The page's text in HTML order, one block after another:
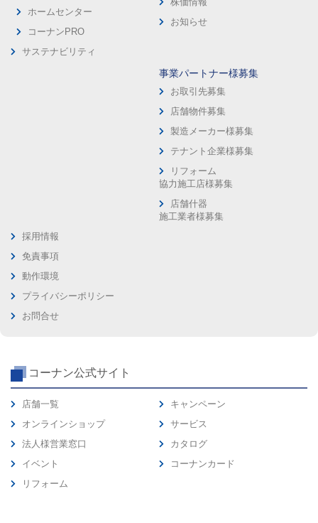
ホームセンター
コーナンPRO
サステナビリティ
お知らせ
事業パートナー様募集
お取引先募集
店舗物件募集
製造メーカー様募集
テナント企業様募集
リフォーム
協力施工店様募集
店舗什器
施工業者様募集
採用情報
免責事項
動作環境
プライバシーポリシー
お問合せ
コーナン公式サイト
店舗一覧
オンラインショップ
法人様営業窓口
イベント
リフォーム
キャンペーン
サービス
カタログ
コーナンカード